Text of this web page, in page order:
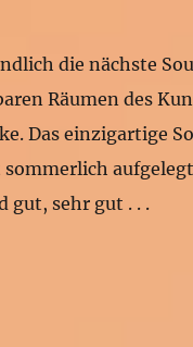
die nächste
Räumen des
Das einzigartige
gut, sehr gut . . .